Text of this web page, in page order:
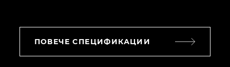
ПОВЕЧЕ СПЕЦИФИКАЦИИ